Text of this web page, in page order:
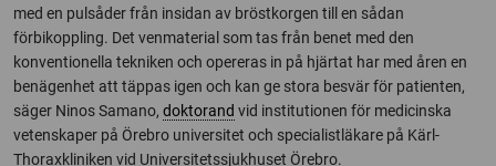
med en pulsåder från insidan av bröstkorgen till en sådan
förbikoppling. Det venmaterial som tas från benet med den
konventionella tekniken och opereras in på hjärtat har med åren en
benägenhet att täppas igen och kan ge stora besvär för patienten,
säger Ninos Samano, doktorand vid institutionen för medicinska
vetenskaper på Örebro universitet och specialistläkare på Kärl-
Thoraxkliniken vid Universitetssjukhuset Örebro.